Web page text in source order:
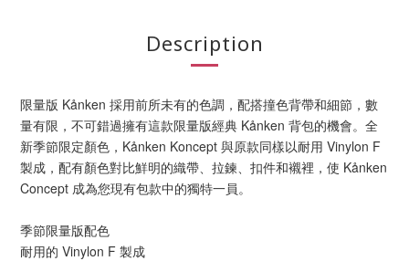
Description
限量版 Kånken 採用前所未有的色調，配搭撞色背帶和細節，數
量有限，不可錯過擁有這款限量版經典 Kånken 背包的機會。全
新季節限定顏色，Kånken Koncept 與原款同樣以耐用 Vinylon F
製成，配有顏色對比鮮明的織帶、拉鍊、扣件和襯裡，使 Kånken
Concept 成為您現有包款中的獨特一員。
季節限量版配色
耐用的 Vinylon F 製成